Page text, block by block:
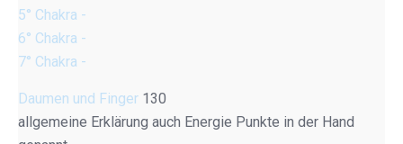
5° Chakra -
6° Chakra -
7° Chakra -
Daumen und Finger 130
allgemeine Erklärung auch Energie Punkte in der Hand